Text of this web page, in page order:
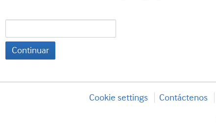
Continuar
Cookie settings Contáctenos